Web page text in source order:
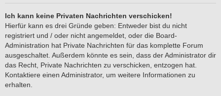
Ich kann keine Privaten Nachrichten verschicken!
Hierfür kann es drei Gründe geben: Entweder bist du nicht
registriert und / oder nicht angemeldet, oder die Board-
Administration hat Private Nachrichten für das komplette Forum
ausgeschaltet. Außerdem könnte es sein, dass der Administrator dir
das Recht, Private Nachrichten zu verschicken, entzogen hat.
Kontaktiere einen Administrator, um weitere Informationen zu
erhalten.